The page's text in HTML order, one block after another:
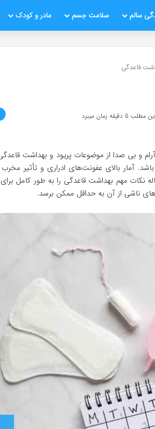
سالم سلامت جسم مادر و کودک
قاعدگی
دقیقه زمان میبرد
و بی صدا از موضوعات پریود و بهداشت
آمار بالای عفونت‌های ادراری و تأثیر
نکات مهم بهداشت قاعدگی را به طور کامل
ناشی از آن به حداقل ممکن برسد.